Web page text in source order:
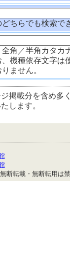
ちらでも検索で
角／半角カタカ
機種依存文字は
ません。
掲載分を含め多
します。
断転載・無断転用は